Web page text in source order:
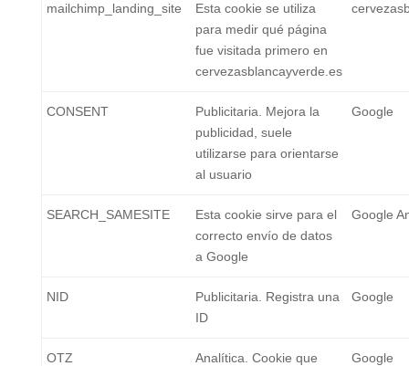
mailchimp_landing_site
Esta cookie se utiliza
para medir qué página
fue visitada primero en
cervezasblancayverde.es
CONSENT
Publicitaria. Mejora la
publicidad, suele
utilizarse para orientarse
al usuario
Google
SEARCH_SAMESITE
Esta cookie sirve para el
correcto envío de datos
a Google
Google
NID
Publicitaria. Registra una
ID
Google
OTZ
Analítica. Cookie que
Google